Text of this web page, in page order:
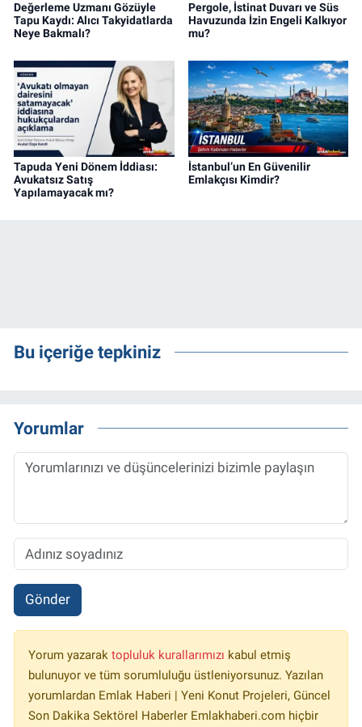
Değerleme Uzmanı Gözüyle
Tapu Kaydı: Alıcı Takyidatlarda
Neye Bakmalı?
Pergole, İstinat Duvarı ve Süs
Havuzunda İzin Engeli Kalkıyor
mu?
Tapuda Yeni Dönem İddiası:
Avukatsız Satış
Yapılamayacak mı?
İstanbul’un En Güvenilir
Emlakçısı Kimdir?
Bu içeriğe tepkiniz
Yorumlar
Gönder
Yorum yazarak topluluk kurallarımızı kabul etmiş
bulunuyor ve tüm sorumluluğu üstleniyorsunuz. Yazılan
yorumlardan Emlak Haberi | Yeni Konut Projeleri, Güncel
Son Dakika Sektörel Haberler Emlakhaberi.com hiçbir